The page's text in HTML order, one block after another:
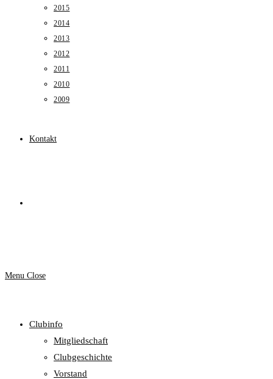
2015
2014
2013
2012
2011
2010
2009
Kontakt
search
Menu Close
Clubinfo
Mitgliedschaft
Clubgeschichte
Vorstand